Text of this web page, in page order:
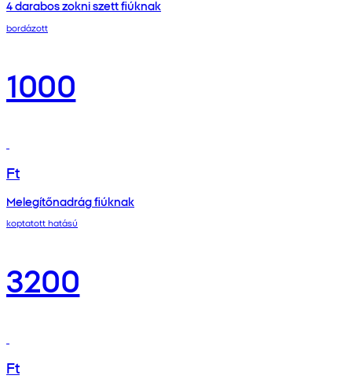
4 darabos zokni szett fiúknak
bordázott
1000
Ft
Melegítőnadrág fiúknak
koptatott hatású
3200
Ft